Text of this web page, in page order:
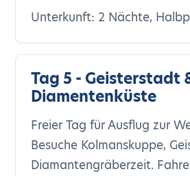
Unterkunft: 2 Nächte,
Tag 5 - Geisterstadt
Diamentenküste
Freier Tag für Ausflug zur
Besuche Kolmanskuppe,
Diamantengräberzeit.